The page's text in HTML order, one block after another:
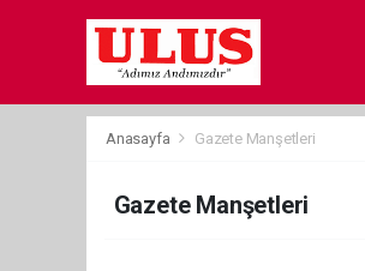
Anasayfa Gazete Manşetleri
Gazete Manşetleri